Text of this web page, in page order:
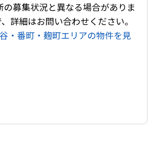
募集状況と異なる場合がありま
詳細はお問い合わせください。
・番町・麹町エリアの物件を見